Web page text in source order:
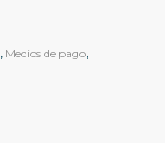
, Medios de pago,